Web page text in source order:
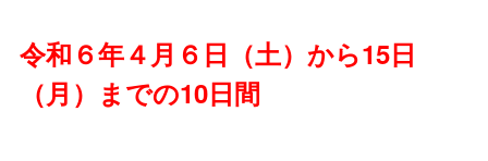
令和６年４月６日（土）から15日
（月）までの10日間